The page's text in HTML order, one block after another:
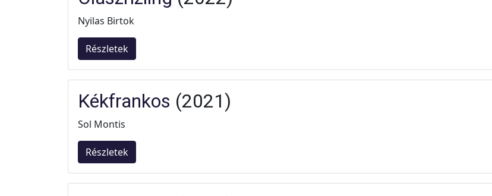
Nyilas Birtok
Részletek
Kékfrankos (2021)
Sol Montis
Részletek